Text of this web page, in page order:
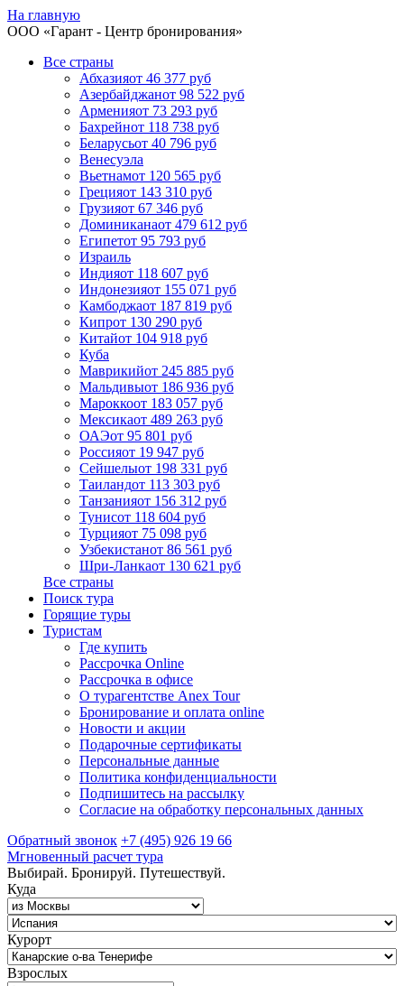
На главную
ООО «Гарант - Центр бронирования»
Все страны
Абхазияот 46 377 руб
Азербайджанот 98 522 руб
Арменияот 73 293 руб
Бахрейнот 118 738 руб
Беларусьот 40 796 руб
Венесуэла
Вьетнамот 120 565 руб
Грецияот 143 310 руб
Грузияот 67 346 руб
Доминиканаот 479 612 руб
Египетот 95 793 руб
Израиль
Индияот 118 607 руб
Индонезияот 155 071 руб
Камбоджаот 187 819 руб
Кипрот 130 290 руб
Китайот 104 918 руб
Куба
Маврикийот 245 885 руб
Мальдивыот 186 936 руб
Мароккоот 183 057 руб
Мексикаот 489 263 руб
ОАЭот 95 801 руб
Россияот 19 947 руб
Сейшелыот 198 331 руб
Таиландот 113 303 руб
Танзанияот 156 312 руб
Тунисот 118 604 руб
Турцияот 75 098 руб
Узбекистанот 86 561 руб
Шри-Ланкаот 130 621 руб
Все страны
Поиск тура
Горящие туры
Туристам
Где купить
Рассрочка Online
Рассрочка в офисе
О турагентстве Anex Tour
Бронирование и оплата online
Новости и акции
Подарочные сертификаты
Персональные данные
Политика конфиденциальности
Подпишитесь на рассылку
Согласие на обработку персональных данных
Обратный звонок +7 (495) 926 19 66
Мгновенный расчет тура
Выбирай. Бронируй. Путешествуй.
Куда
Курорт
Взрослых